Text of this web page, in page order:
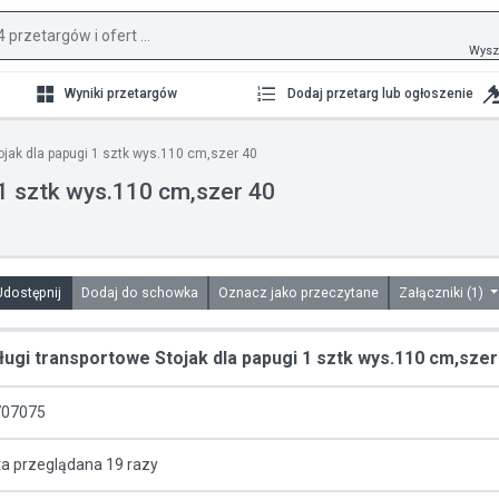
Wyniki przetargów Dodaj przetarg lub ogłoszenie
dla papugi 1 sztk wys.110 cm,szer 40
sztk wys.110 cm,szer 40
Dodaj do schowka Oznacz jako przeczytane Załączniki (1)
transportowe Stojak dla papugi 1 sztk wys.110
przeglądana 19 razy